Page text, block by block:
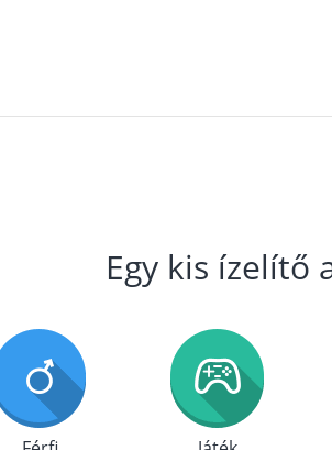
Egy kis ízelítő